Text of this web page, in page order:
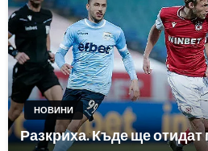
НОВИНИ
Разкриха. Къде ще